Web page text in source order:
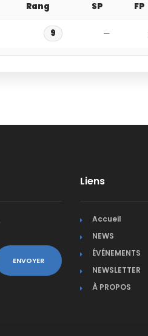
Rang SP FP
9 —
ENVOYER
Liens
Accueil
NEWS
ÉVÉNEMENTS
NEWSLETTER
À PROPOS